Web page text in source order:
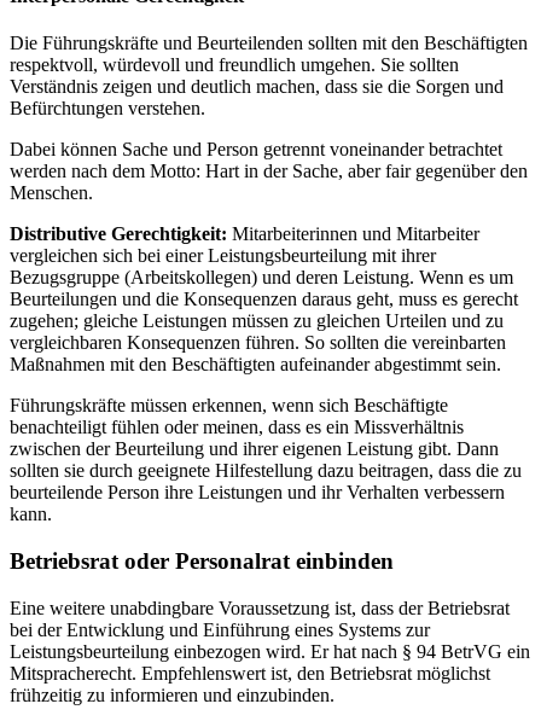
Die Führungskräfte und Beurteilenden sollten mit den Beschäftigten
respektvoll, würdevoll und freundlich umgehen. Sie sollten
Verständnis zeigen und deutlich machen, dass sie die Sorgen und
Befürchtungen verstehen.
Dabei können Sache und Person getrennt voneinander betrachtet
werden nach dem Motto: Hart in der Sache, aber fair gegenüber den
Menschen.
Distributive Gerechtigkeit: Mitarbeiterinnen und Mitarbeiter
vergleichen sich bei einer Leistungsbeurteilung mit ihrer
Bezugsgruppe (Arbeitskollegen) und deren Leistung. Wenn es um
Beurteilungen und die Konsequenzen daraus geht, muss es gerecht
zugehen; gleiche Leistungen müssen zu gleichen Urteilen und zu
vergleichbaren Konsequenzen führen. So sollten die vereinbarten
Maßnahmen mit den Beschäftigten aufeinander abgestimmt sein.
Führungskräfte müssen erkennen, wenn sich Beschäftigte
benachteiligt fühlen oder meinen, dass es ein Missverhältnis
zwischen der Beurteilung und ihrer eigenen Leistung gibt. Dann
sollten sie durch geeignete Hilfestellung dazu beitragen, dass die zu
beurteilende Person ihre Leistungen und ihr Verhalten verbessern
kann.
Betriebsrat oder Personalrat einbinden
Eine weitere unabdingbare Voraussetzung ist, dass der Betriebsrat
bei der Entwicklung und Einführung eines Systems zur
Leistungsbeurteilung einbezogen wird. Er hat nach § 94 BetrVG ein
Mitspracherecht. Empfehlenswert ist, den Betriebsrat möglichst
frühzeitig zu informieren und einzubinden.